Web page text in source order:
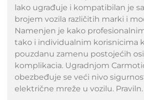
lako ugrađuje i kompatibilan je
brojem vozila različitih marki i
Namenjen je kako
tako i individualnim korisnicima
pouzdanu zamenu postojećih
komplikacia. Ugradnjom
obezbeđuje se veći nivo
električne mreže u vozilu. Praviln.